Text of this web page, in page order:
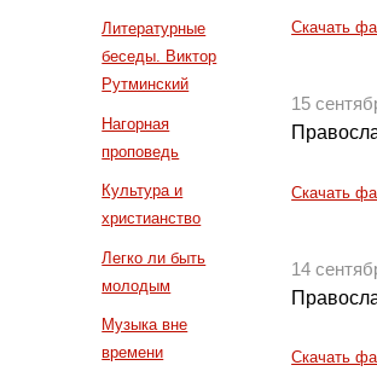
Литературные
беседы. Виктор
Рутминский
Нагорная
проповедь
Культура и
христианство
Легко ли быть
молодым
Музыка вне
времени
Скачать
15
Скачать
14
Скачать